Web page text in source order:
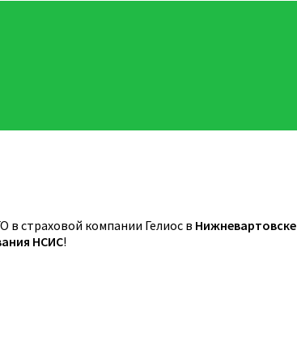
страховой компании Гелиос в Нижневартовске
НСИС!